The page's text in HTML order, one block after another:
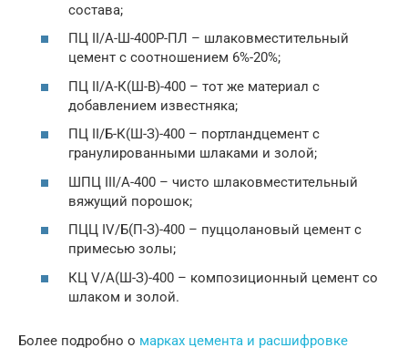
состава;
ПЦ II/А-Ш-400Р-ПЛ – шлаковместительный
цемент с соотношением 6%-20%;
ПЦ II/А-К(Ш-В)-400 – тот же материал с
добавлением известняка;
ПЦ II/Б-К(Ш-З)-400 – портландцемент с
гранулированными шлаками и золой;
ШПЦ III/А-400 – чисто шлаковместительный
вяжущий порошок;
ПЦЦ IV/Б(П-З)-400 – пуццолановый цемент с
примесью золы;
КЦ V/А(Ш-З)-400 – композиционный цемент со
шлаком и золой.
Более подробно о марках цемента и расшифровке